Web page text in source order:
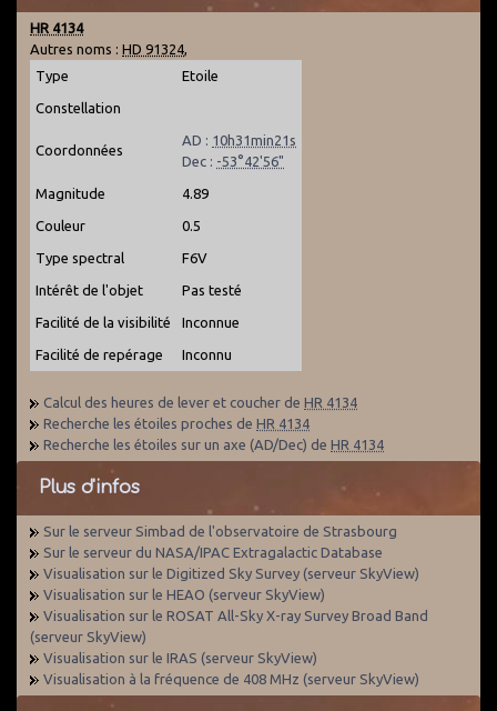
HR 4134
Autres noms : HD 91324,
Type
Etoile
Constellation
Coordonnées
AD : 10h31min21s
Dec : -53°42'56"
Magnitude 4.89
Couleur 0.5
Type spectral F6V
Intérêt de l'objet Pas testé
Facilité de la visibilité Inconnue
Facilité de repérage Inconnu
Calcul des heures de lever et coucher de HR 4134
Recherche les étoiles proches de HR 4134
Recherche les étoiles sur un axe (AD/Dec) de HR 4134
Plus d'infos
Sur le serveur Simbad de l'observatoire de Strasbourg
Sur le serveur du NASA/IPAC Extragalactic Database
Visualisation sur le Digitized Sky Survey (serveur SkyView)
Visualisation sur le HEAO (serveur SkyView)
Visualisation sur le ROSAT All-Sky X-ray Survey Broad Band
(serveur SkyView)
Visualisation sur le IRAS (serveur SkyView)
Visualisation à la fréquence de 408 MHz (serveur SkyView)